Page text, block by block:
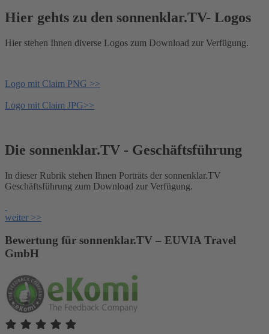
Hier gehts zu den sonnenklar.TV- Logos
Hier stehen Ihnen diverse Logos zum Download zur Verfügung.
Logo mit Claim PNG >>
Logo mit Claim JPG>>
Die sonnenklar.TV - Geschäftsführung
In dieser Rubrik stehen Ihnen Porträts der sonnenklar.TV
Geschäftsführung zum Download zur Verfügung.
weiter >>
Bewertung für sonnenklar.TV – EUVIA Travel
GmbH